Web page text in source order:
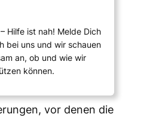
Hilfe ist nah! Melde Dich
bei uns und wir schauen
an, ob und wie wir
können.
vor denen die